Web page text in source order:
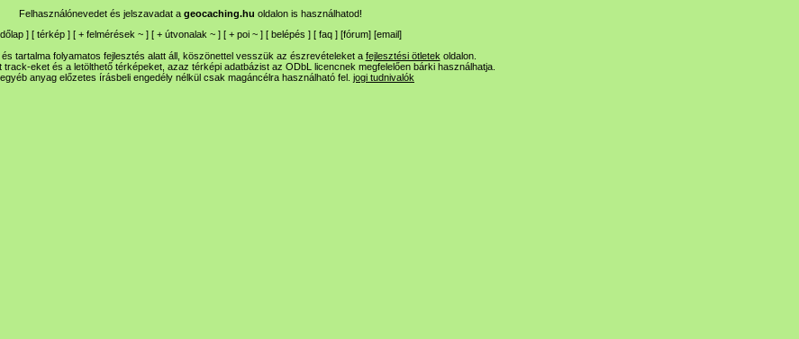
Felhasználónevedet és jelszavadat a geocaching.hu oldalon is használhatod!
] [ térkép ] [ + felmérések ~ ] [ + útvonalak ~ ] [ + poi ~ ] [ belépés ] [ faq ] [fórum] [email]
és tartalma folyamatos fejlesztés alatt áll, köszönettel vesszük az észrevételeket a fejlesztési ötletek oldalon.
track-eket és a letölthető térképeket, azaz térképi adatbázist az ODbL licencnek megfelelően bárki használhatja.
anyag előzetes írásbeli engedély nélkül csak magáncélra használható fel. jogi tudnivalók